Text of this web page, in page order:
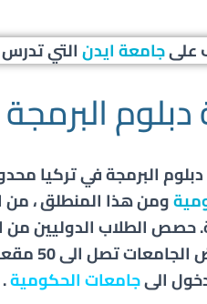
علىجامعة ايدنالتي
البرمجةفي تركيا
ومن هذا المنطلق ،
حصص الطلاب الدوليين من
الىجامعات الحكومية.